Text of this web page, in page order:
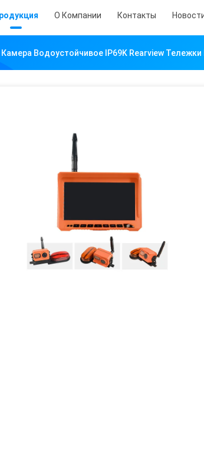
О Компании Контакты
Камера Водоустойчивое IP69K Rearview